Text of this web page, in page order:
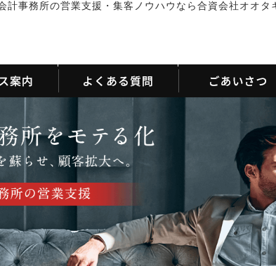
計事務所の営業支援・集客ノウハウなら合資会社オオタ